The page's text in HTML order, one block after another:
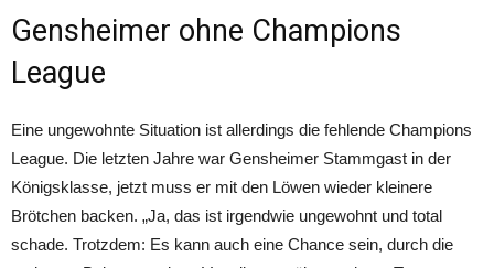
Gensheimer ohne Champions
League
Eine ungewohnte Situation ist allerdings die fehlende Champions
League. Die letzten Jahre war Gensheimer Stammgast in der
Königsklasse, jetzt muss er mit den Löwen wieder kleinere
Brötchen backen. „Ja, das ist irgendwie ungewohnt und total
schade. Trotzdem: Es kann auch eine Chance sein, durch die